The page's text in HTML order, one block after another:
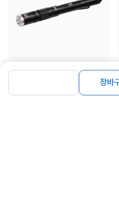
장바
[케이디와이] 펜 랜턴 후레쉬 캠핑용품
12,030원